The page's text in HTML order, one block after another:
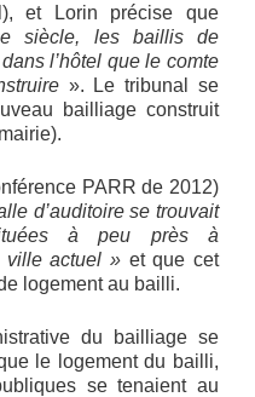
et Lorin précise que
siècle, les baillis de
l’hôtel que le comte
». Le tribunal se
bailliage construit
PARR de 2012)
d’auditoire se trouvait
à peu près à
ville actuel » et que cet
logement au bailli.
du bailliage se
le logement du bailli,
se tenaient au